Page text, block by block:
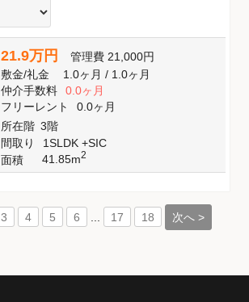
21.9万円 管理費 21,000円
敷金/礼金 1.0ヶ月/ 1.0ヶ月
仲介手数料
0.0ヶ月
フリーレント
0.0ヶ月
所在階 3階
間取り
1SLDK +SIC
面積
41.85m2
3 4 5 6 17 18 次へ >